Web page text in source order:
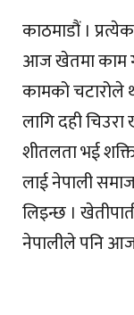
काठमाडौं ।
आज खेतमा काम
कामको चटारोले
लागि दही
शीतलता भई
लाई नेपाली
लिइन्छ ।
नेपालीले पनि